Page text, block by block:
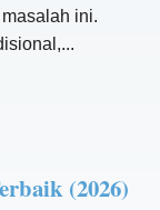
ini.
(2026)